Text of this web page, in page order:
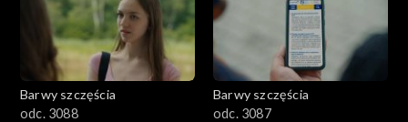
1101–1200
1001–1100
901–1000
Barwy szczęścia
odc. 3088
Barwy szczęścia
odc. 3087